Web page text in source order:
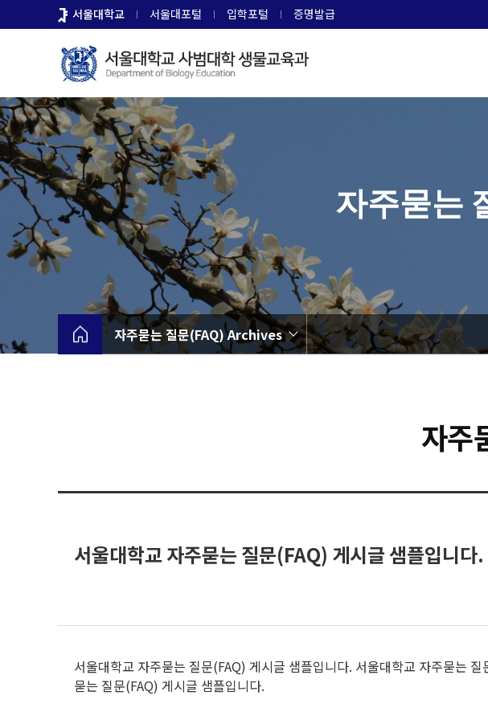
로
뉴
서울대학교 서울대포털 입학포털 증명발급
자주묻는
자주묻는 질문(FAQ) Archives
자주
서울대학교 자주묻는 질문(FAQ) 게시글 샘플입니다.
서울대학교 자주묻는 질문(FAQ) 게시글 샘플입니다. 서울대학교 자주묻는
묻는 질문(FAQ) 게시글 샘플입니다.